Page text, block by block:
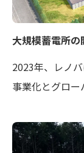
大規模蓄電所の
2023年、レノ
事業化とグロ
を高める鍵は
力を結集して
検討。その結